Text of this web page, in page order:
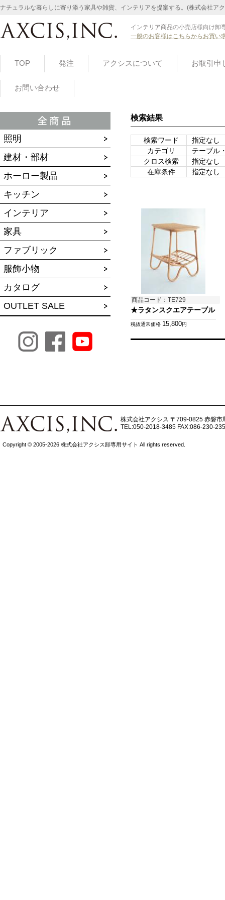
ナチュラルな暮らしに寄り添う家具や雑貨、インテリアを提案する。(株式会社ア
インテリア商品の小売店様向け卸
一般のお客様はこちらからお買い
TOP 発注 アクシスについて お取引申
お問い合わせ
照明
建材・部材
ホーロー製品
キッチン
インテリア
家具
ファブリック
服飾小物
カタログ
OUTLET SALE
検索結果
検索ワード
指定なし
カテゴリ
テーブル
クロス検索
指定なし
在庫条件
指定なし
商品コード：TE729
★ラタンスクエアテーブル
税抜通常価格 15,800円
株式会社アクシス 〒709-0825 赤磐市
TEL:050-2018-3485 FAX:086-230-
Copyright © 2005-2026 株式会社アクシス卸専用サイト All rights reserved.